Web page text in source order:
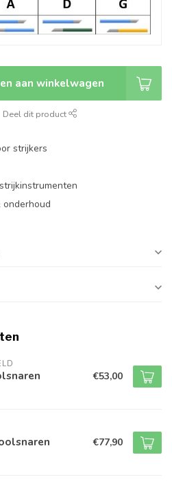
aan winkelwagen
Deel dit product
strijkers
€53,00
€77,90